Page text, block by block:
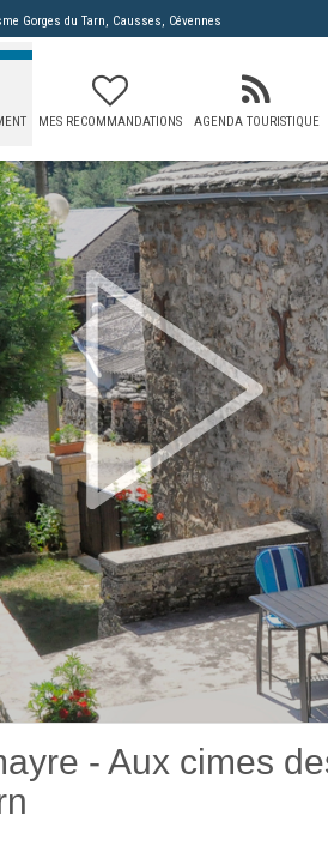
Gorges du Tarn, Causses, Cévennes
MES RECOMMANDATIONS AGENDA TOURISTIQUE
- Aux cimes